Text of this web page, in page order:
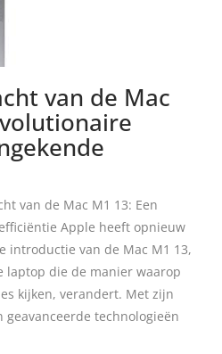
van de Mac
van de Mac M1 13: Een
Apple heeft opnieuw
introductie van de Mac M1 13,
laptop die de manier waarop
kijken, verandert. Met zijn
technologieën